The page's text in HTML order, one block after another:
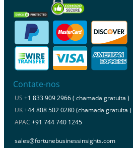
Contate-nos
US +1 833 909 2966 ( chamada gratuita )
UK+44 808 502 0280 (chamada gratuita )
APAC +91 744 740 1245
sales@fortunebusinessinsights.com